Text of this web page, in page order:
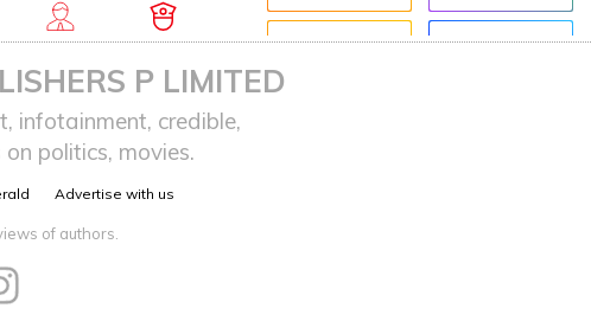
ఎన్ఆర్ఐ నేరాలు
job Director
P LIMITED
infotainment, credible,
politics, movies.
Advertise with us
of authors.